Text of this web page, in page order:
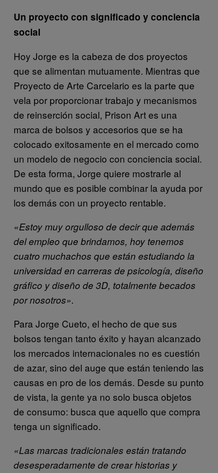
Un proyecto con significado y conciencia
social
Hoy Jorge es la cabeza de dos proyectos
que se alimentan mutuamente. Mientras que
Proyecto de Arte Carcelario es la parte que
vela por proporcionar trabajo y mecanismos
de reinserción social, Prison Art es una
marca de bolsos y accesorios que se ha
colocado exitosamente en el mercado como
un modelo de negocio con conciencia social.
De esta forma, Jorge quiere mostrarle al
mundo que es posible combinar la ayuda por
los demás con un proyecto rentable.
«Estoy muy orgulloso de decir que además
del empleo que brindamos, hoy tenemos
cuatro muchachos que están estudiando la
universidad en carreras de psicología, diseño
gráfico y diseño de 3D, totalmente becados
por nosotros».
Para Jorge Cueto, el hecho de que sus
bolsos tengan tanto éxito y hayan alcanzado
los mercados internacionales no es cuestión
de azar, sino del auge que están teniendo las
causas en pro de los demás. Desde su punto
de vista, la gente ya no solo busca objetos
de consumo: busca que aquello que compra
tenga un significado.
«Las marcas tradicionales están tratando
desesperadamente de crear historias y